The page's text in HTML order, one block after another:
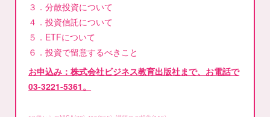
３．分散投資について
４．投資信託について
５．ETFについて
６．投資で留意するべきこと
お申込み：株式会社ビジネス教育出版社まで、お電話で
03-3221-5361。